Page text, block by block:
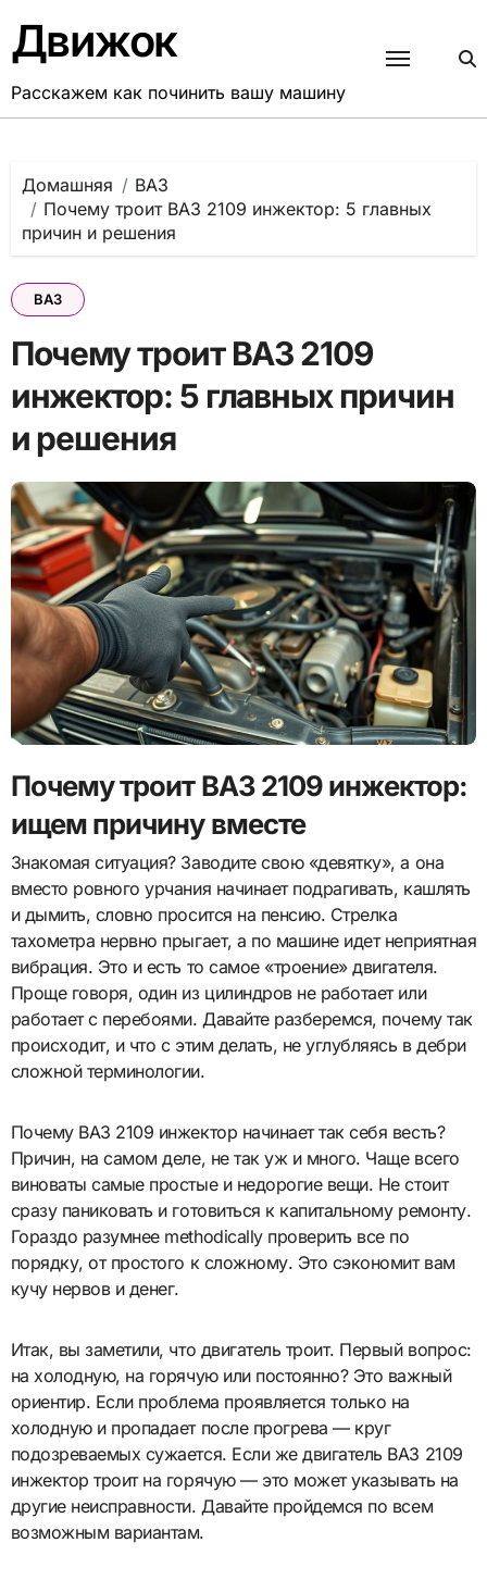
содержанию
Движок
Расскажем как починить вашу машину
Домашняя
ВАЗ
Почему троит ВАЗ 2109 инжектор: 5 главных
причин и решения
ВАЗ
Почему троит ВАЗ 2109
инжектор: 5 главных причин
и решения
Почему троит ВАЗ 2109 инжектор:
ищем причину вместе
Знакомая ситуация? Заводите свою «девятку», а она
вместо ровного урчания начинает подрагивать, кашлять
и дымить, словно просится на пенсию. Стрелка
тахометра нервно прыгает, а по машине идет неприятная
вибрация. Это и есть то самое «троение» двигателя.
Проще говоря, один из цилиндров не работает или
работает с перебоями. Давайте разберемся, почему так
происходит, и что с этим делать, не углубляясь в дебри
сложной терминологии.
Почему ВАЗ 2109 инжектор начинает так себя весть?
Причин, на самом деле, не так уж и много. Чаще всего
виноваты самые простые и недорогие вещи. Не стоит
сразу паниковать и готовиться к капитальному ремонту.
Гораздо разумнее methodically проверить все по
порядку, от простого к сложному. Это сэкономит вам
кучу нервов и денег.
Итак, вы заметили, что двигатель троит. Первый вопрос:
на холодную, на горячую или постоянно? Это важный
ориентир. Если проблема проявляется только на
холодную и пропадает после прогрева — круг
подозреваемых сужается. Если же двигатель ВАЗ 2109
инжектор троит на горячую — это может указывать на
другие неисправности. Давайте пройдемся по всем
возможным вариантам.